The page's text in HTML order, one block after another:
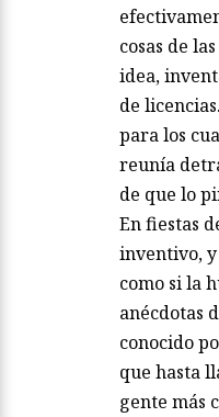
cosas de
idea,
de
para los
reunía
de que lo
En fiestas
inventivo,
como si la
anécdotas
conocido
que hasta
gente más